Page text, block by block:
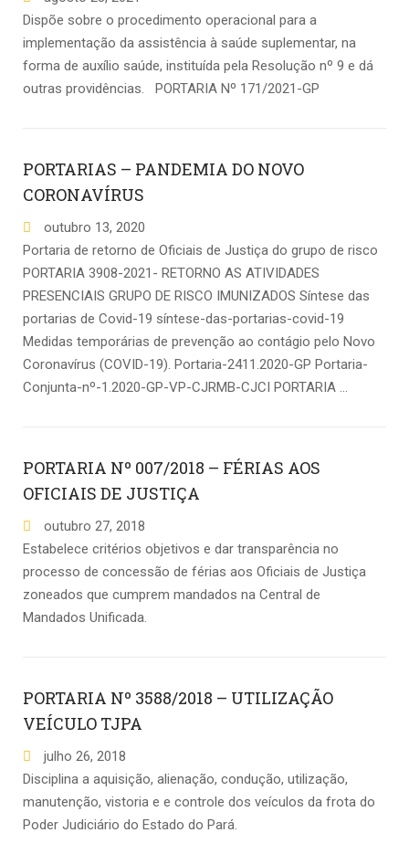
Dispõe sobre o procedimento operacional para a
implementação da assistência à saúde suplementar, na
forma de auxílio saúde, instituída pela Resolução nº 9 e dá
outras providências. PORTARIA Nº 171/2021-GP
PORTARIAS – PANDEMIA DO NOVO
CORONAVÍRUS
outubro 13, 2020
Portaria de retorno de Oficiais de Justiça do grupo de risco
PORTARIA 3908-2021- RETORNO AS ATIVIDADES
PRESENCIAIS GRUPO DE RISCO IMUNIZADOS Síntese das
portarias de Covid-19 síntese-das-portarias-covid-19
Medidas temporárias de prevenção ao contágio pelo Novo
Coronavírus (COVID-19). Portaria-2411.2020-GP Portaria-
Conjunta-nº-1.2020-GP-VP-CJRMB-CJCI PORTARIA …
PORTARIA Nº 007/2018 – FÉRIAS AOS
OFICIAIS DE JUSTIÇA
outubro 27, 2018
Estabelece critérios objetivos e dar transparência no
processo de concessão de férias aos Oficiais de Justiça
zoneados que cumprem mandados na Central de
Mandados Unificada.
PORTARIA Nº 3588/2018 – UTILIZAÇÃO
VEÍCULO TJPA
julho 26, 2018
Disciplina a aquisição, alienação, condução, utilização,
manutenção, vistoria e e controle dos veículos da frota do
Poder Judiciário do Estado do Pará.